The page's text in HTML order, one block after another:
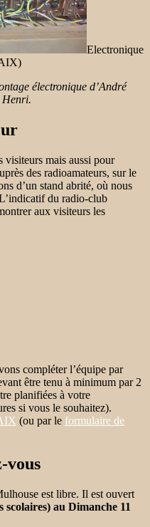
Electronique
électronique d’André
Henri.
visiteurs mais aussi pour
des radioamateurs, sur le
d’un stand abrité, où nous
du radio-club
aux visiteurs les
compléter l’équipe par
être tenu à minimum par 2
planifiées à votre
si vous le souhaitez).
(ou par le formulaire de
vous
est libre. Il est ouvert
au Dimanche 11